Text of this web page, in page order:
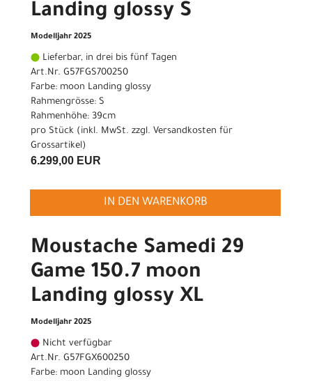
Landing glossy S
Modelljahr 2025
Lieferbar, in drei bis fünf Tagen
Art.Nr. G57FGS700250
Farbe: moon Landing glossy
Rahmengrösse: S
Rahmenhöhe: 39cm
pro Stück (inkl. MwSt. zzgl. Versandkosten für
Grossartikel)
6.299,00 EUR
IN DEN WARENKORB
Moustache Samedi 29
Game 150.7 moon
Landing glossy XL
Modelljahr 2025
Nicht verfügbar
Art.Nr. G57FGX600250
Farbe: moon Landing glossy